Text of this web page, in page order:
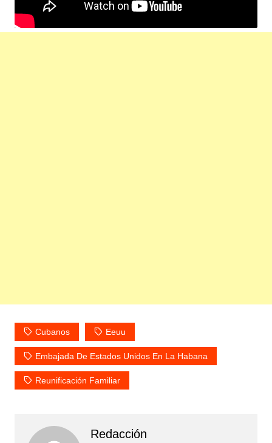
Cubanos Eeuu
Embajada De Estados Unidos En La Habana
Reunificación Familiar
Redacción